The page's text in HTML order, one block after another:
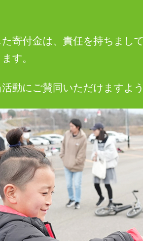
寄付金は、責任を持ちまし
す。
動にご賛同いただけますよ